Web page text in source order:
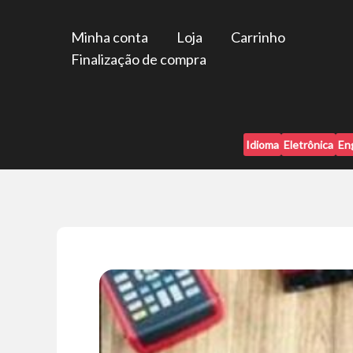
Minha conta Loja
Carrinho
Finalização de compra
Idioma Eletrônica